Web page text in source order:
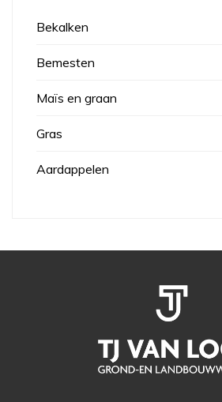
Bekalken
Bemesten
Maïs en graan
Gras
Aardappelen